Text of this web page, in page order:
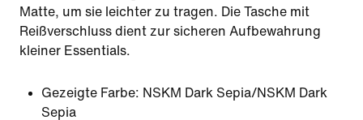
Matte, um sie leichter zu tragen. Die Tasche mit
Reißverschluss dient zur sicheren Aufbewahrung
kleiner Essentials.
Gezeigte Farbe: NSKM Dark Sepia/NSKM Dark
Sepia